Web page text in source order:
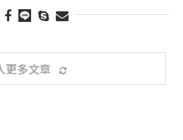
更多文章